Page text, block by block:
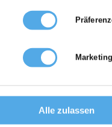
mit weiteren Daten
oder die sie im Rahmen
Marketing
Alle zulassen
visibilityTel-Nr. anzeigen
un chariot?
30 68 46 27